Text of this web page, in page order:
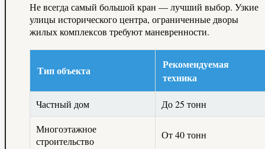
Не всегда самый большой кран — лучший выбор. Узкие
улицы исторического центра, ограниченные дворы
жилых комплексов требуют маневренности.
Тип объекта
Рекомендуемая
техника
Частный дом
До 25 тонн
Многоэтажное
строительство
От 40 тонн